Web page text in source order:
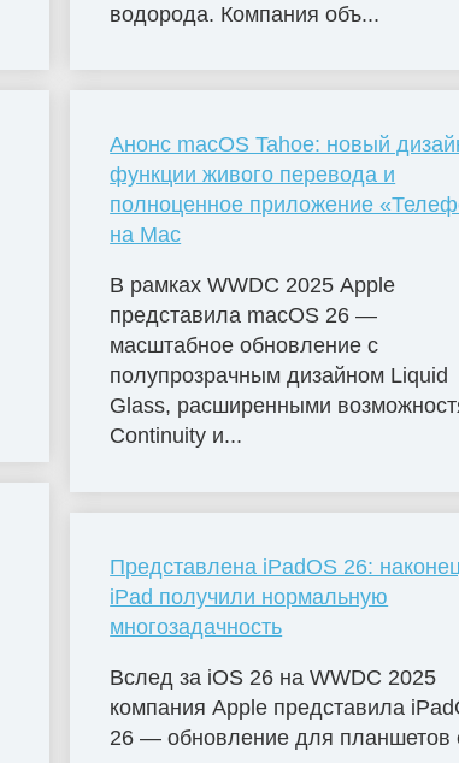
водорода. Компания объ...
Анонс macOS Tahoe: новый
функции живого перевода и
полноценное приложение
на Mac
В рамках WWDC 2025 Apple
представила macOS 26 —
масштабное обновление с
полупрозрачным дизайном Liquid
Glass, расширенными
Continuity и...
Представлена iPadOS 26:
iPad получили нормальную
многозадачность
Вслед за iOS 26 на WWDC 2025
компания Apple представила
26 — обновление для планшетов